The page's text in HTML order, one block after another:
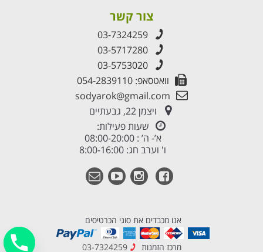
צור קשר
03-7324259
03-5717280
03-5753020
וואטסאפ: 054-2839110
sodyarok@gmail.com
ויצמן 22, גבעתיים
שעות פעילות:
א’- ה’ : 08:00-20:00
ו' וערב חג: 8:00-16:00
אנו מכבדים את סוגי הכרטיסים
מרכז הזמנות 03-7324259